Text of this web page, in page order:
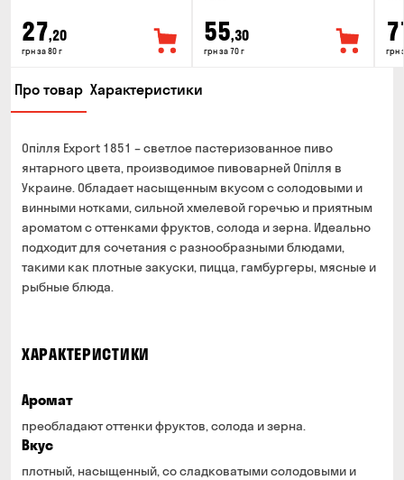
27,20
грн за 80 г
55,30
грн за 70 г грн
Про товар Характеристики
Опілля Export 1851 – светлое пастеризованное пиво
янтарного цвета, производимое пивоварней Опілля в
Украине. Обладает насыщенным вкусом с солодовыми и
винными нотками, сильной хмелевой горечью и приятным
ароматом с оттенками фруктов, солода и зерна. Идеально
подходит для сочетания с разнообразными блюдами,
такими как плотные закуски, пицца, гамбургеры, мясные и
рыбные блюда.
ХАРАКТЕРИСТИКИ
Аромат
преобладают оттенки фруктов, солода и зерна.
Вкус
плотный, насыщенный, со сладковатыми солодовыми и